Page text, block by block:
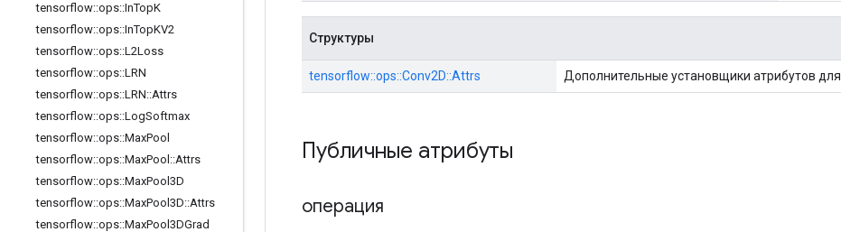
tensorflow::ops::InTopK
tensorflow::ops::InTopKV2
tensorflow::ops::L2Loss
tensorflow::ops::LRN
tensorflow::ops::LRN::Attrs
tensorflow::ops::LogSoftmax
tensorflow::ops::MaxPool
tensorflow::ops::MaxPool ::Attrs
tensorflow::ops::MaxPool3D
tensorflow::ops::MaxPool3D::Attrs
tensorflow::ops::MaxPool3DGrad
Структуры
tensorflow::ops::Conv2D::Attrs Дополнительные установщики атрибутов для
Публичные атрибуты
операция